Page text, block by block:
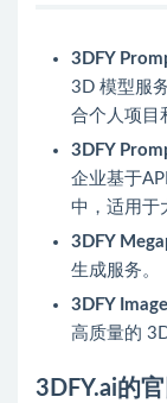
3DFY
3D 模型服
合个人项目
3DFY
企业基于
中，适用于
3DFY
生成服务。
3DFY Image
高质量的
3DFY.ai的